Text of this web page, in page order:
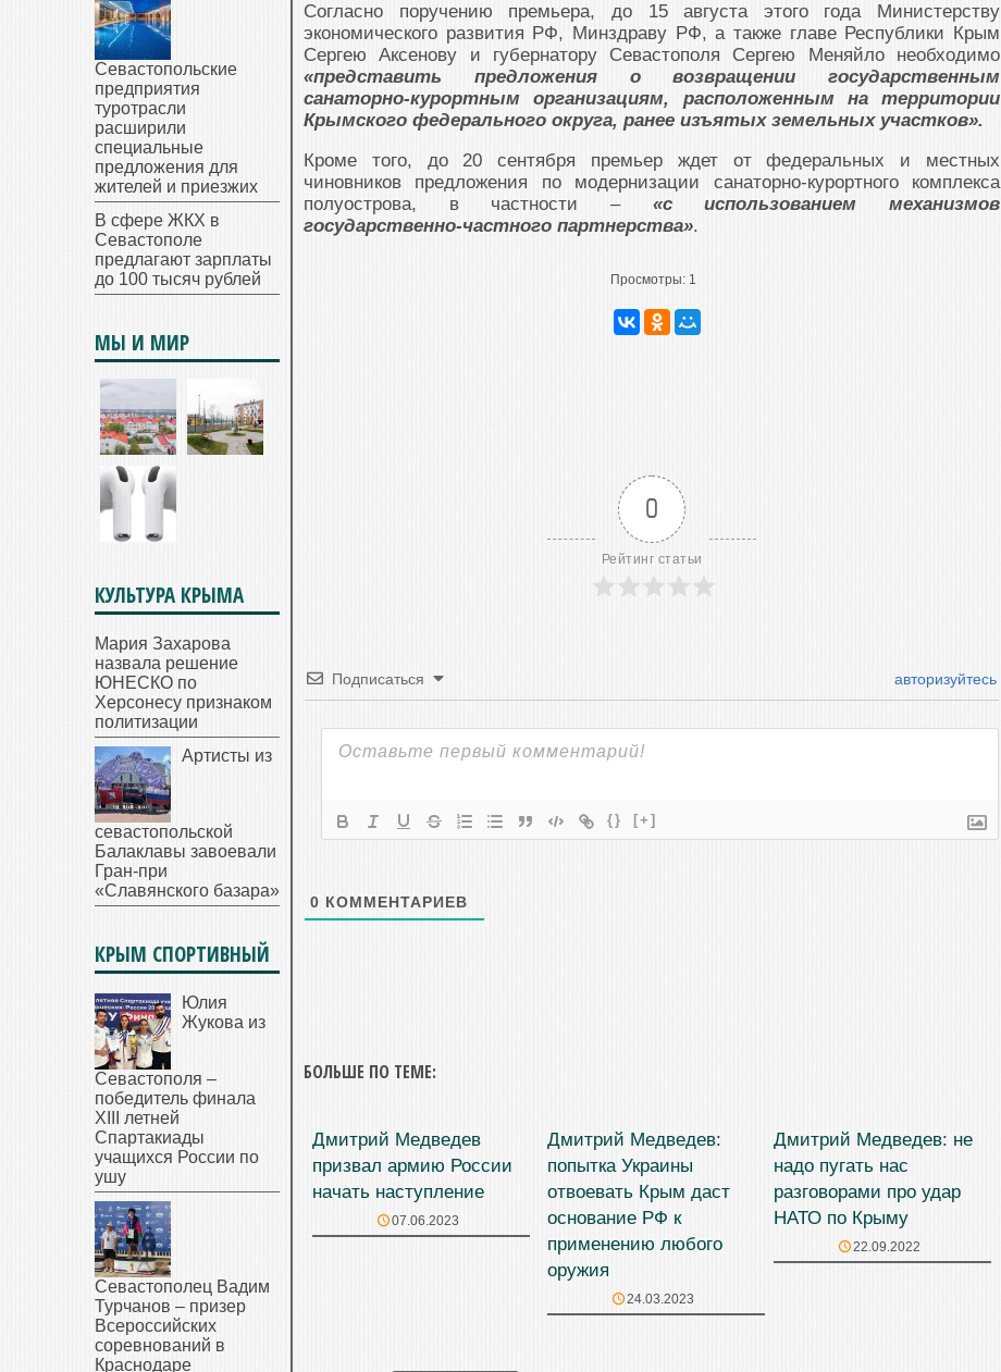
Согласно поручению премьера, до 15 августа этого года Министерству
экономического развития РФ, Минздраву РФ, а также главе Республики Крым
Сергею Аксенову и губернатору Севастополя Сергею Меняйло необходимо
«представить предложения о возвращении государственным
санаторно-курортным организациям, расположенным на территории
Крымского федерального округа, ранее изъятых земельных участков».
Кроме того, до 20 сентября премьер ждет от федеральных и местных
чиновников предложения по модернизации санаторно-курортного комплекса
полуострова, в частности – «с использованием механизмов
государственно-частного партнерства».
Просмотры: 1
0
Рейтинг статьи
Подписаться авторизуйтесь
{} [+]
0 КОММЕНТАРИЕВ
БОЛЬШЕ ПО ТЕМЕ:
Дмитрий Медведев
призвал армию России
начать наступление
07.06.2023
Дмитрий Медведев:
попытка Украины
отвоевать Крым даст
основание РФ к
применению любого
оружия
24.03.2023
Дмитрий Медведев: не
надо пугать нас
разговорами про удар
НАТО по Крыму
22.09.2022
Севастопольские
предприятия
туротрасли
расширили
специальные
предложения для
жителей и приезжих
В сфере ЖКХ в
Севастополе
предлагают зарплаты
до 100 тысяч рублей
МЫ И МИР
КУЛЬТУРА КРЫМА
Мария Захарова
назвала решение
ЮНЕСКО по
Херсонесу признаком
политизации
Артисты из
севастопольской
Балаклавы завоевали
Гран-при
«Славянского базара»
КРЫМ СПОРТИВНЫЙ
Юлия
Жукова из
Севастополя –
победитель финала
XIII летней
Спартакиады
учащихся России по
ушу
Севастополец Вадим
Турчанов – призер
Всероссийских
соревнований в
Краснодаре